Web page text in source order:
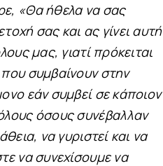
«Θα ήθελα να σας
σας και ας γίνει αυτή
μας, γιατί πρόκειται
συμβαίνουν στην
εάν συμβεί σε κάποιον
όσους συνέβαλλαν
να γυριστεί και να
να συνεχίσουμε να